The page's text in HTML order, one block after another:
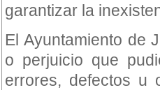
garantizar la
El Ayuntamiento de
o perjuicio que
errores, defectos u